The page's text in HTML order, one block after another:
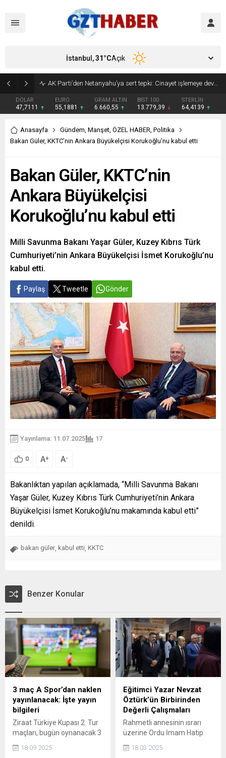
Son Dakika: Etimesgut Belediye Başkanı Erdal Beşikçioğlu görevden uzaklaştırıldı
DOLAR
47,7111
EURO
55,1881
GRAM ALTIN
6.660,55
BIST 100
13.779,39
STERLİN
64,4139
İstanbul,31°CAçık
Anasayfa Gündem, Manşet, ÖZEL HABER, Politika
Bakan Güler, KKTC’nin Ankara Büyükelçisi Korukoğlu’nu kabul etti
Bakan Güler, KKTC’nin
Ankara Büyükelçisi
Korukoğlu’nu kabul etti
Milli Savunma Bakanı Yaşar Güler, Kuzey Kıbrıs Türk
Cumhuriyeti’nin Ankara Büyükelçisi İsmet Korukoğlu’nu
kabul etti.
Paylaş Tweetle Gönder
Yayınlama: 11.07.2025 17
0 A+ A-
Bakanlıktan yapılan açıklamada, “Milli Savunma Bakanı
Yaşar Güler, Kuzey Kıbrıs Türk Cumhuriyeti’nin Ankara
Büyükelçisi İsmet Korukoğlu’nu makamında kabul etti”
denildi.
bakan güler kabul etti KKTC
Benzer Konular
3 maç A Spor’dan naklen
yayınlanacak: İşte yayın
bilgileri
Ziraat Türkiye Kupası 2. Tur
maçları, bugün oynanacak 3
tamamlanacak. A Spor, 18
18.09.2025
Eğitimci Yazar Nevzat
Öztürk’ün Birbirinden
Değerli Çalışmaları
Rahmetli annesinin ısrarı
üzerine Ordu İmam Hatip
kalacak yer sorunu yaşadı.
18.03.2025